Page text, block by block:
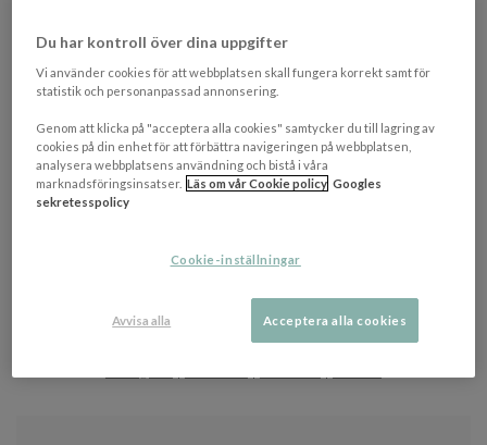
0
FÖLJ OSS
Du har kontroll över dina uppgifter
Vi använder cookies för att webbplatsen skall fungera korrekt samt för
statistik och personanpassad annonsering.
Genom att klicka på "acceptera alla cookies" samtycker du till lagring av
cookies på din enhet för att förbättra navigeringen på webbplatsen,
analysera webbplatsens användning och bistå i våra
marknadsföringsinsatser. Läs om vår Cookie policy Googles
sekretesspolicy
Cookie-inställningar
Avvisa alla Acceptera alla cookies